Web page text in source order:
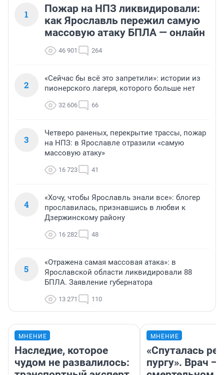
1
Пожар на НПЗ ликвидировали:
как Ярославль пережил самую
массовую атаку БПЛА — онлайн
46 901 264
2
«Сейчас бы всё это запретили»: истории из
пионерского лагеря, которого больше нет
32 606 66
3
Четверо раненых, перекрытие трассы, пожар
на НПЗ: в Ярославле отразили «самую
массовую атаку»
16 723 41
4
«Хочу, чтобы Ярославль знали все»: блогер
прославилась, признавшись в любви к
Дзержинскому району
16 282 48
5
«Отражена самая массовая атака»: в
Ярославской области ликвидировали 88
БПЛА. Заявление губернатора
13 271 110
МНЕНИЕ
Наследие, которое
чудом не развалилось:
МНЕНИЕ
«Спуталась
пургу». Врач —